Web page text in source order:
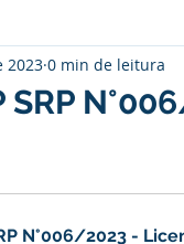
Assistência
SRP
2023 0 min de leitura
N°006/2023 -